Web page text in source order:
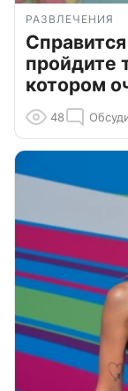
РАЗВЛЕЧЕНИЯ
пройдите
котором
48